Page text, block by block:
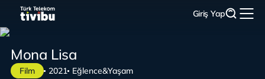
Giriş Yap
Film 2021 Eğlence&Yaşam
Mona Lisa